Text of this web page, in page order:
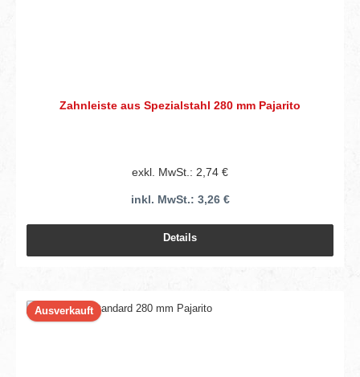
Zahnleiste aus Spezialstahl 280 mm Pajarito
exkl. MwSt.: 2,74 €
inkl. MwSt.: 3,26 €
Details
Ausverkauft